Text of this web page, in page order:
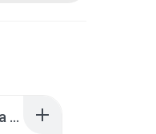
Gustavo Aguilera en Radio La Compañía 230821.mp3